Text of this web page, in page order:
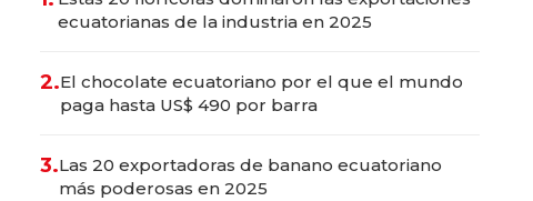
ecuatorianas de la industria en 2025
2.El chocolate ecuatoriano por el que el mundo
paga hasta US$ 490 por barra
3.Las 20 exportadoras de banano ecuatoriano
más poderosas en 2025